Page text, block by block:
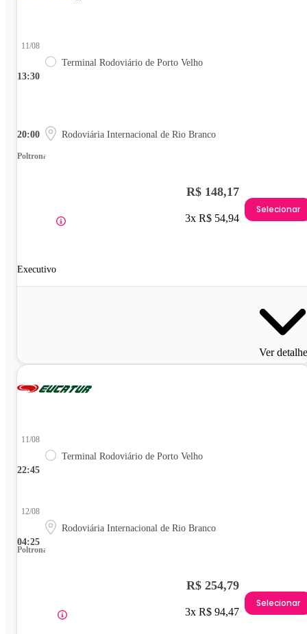
13:30
11/08
Terminal Rodoviário de Porto Velho
20:00 Rodoviária Internacional de Rio Branco
Poltrona
Executivo
R$ 148,17
3x R$ 54,94
Selecionar
Ver
22:45
11/08
Terminal Rodoviário de Porto Velho
04:25
12/08
Rodoviária Internacional de Rio Branco
Poltrona
R$ 254,79
3x R$ 94,47
Selecionar